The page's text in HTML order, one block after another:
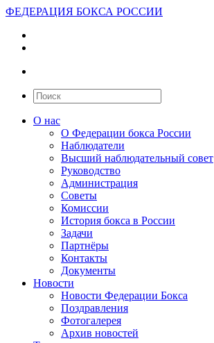
ФЕДЕРАЦИЯ БОКСА РОССИИ
О нас
О Федерации бокса России
Наблюдатели
Высший наблюдательный совет
Руководство
Администрация
Советы
Комиссии
История бокса в России
Задачи
Партнёры
Контакты
Документы
Новости
Новости Федерации Бокса
Поздравления
Фотогалерея
Архив новостей